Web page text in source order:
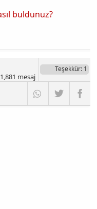
buldunuz?
Teşekkür: 1
1,881 mesaj